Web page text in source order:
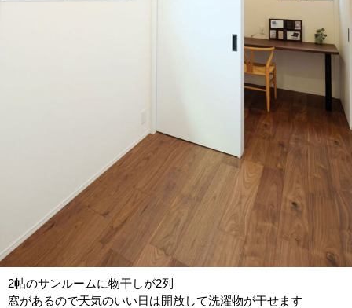
2帖のサンルームに物干しが2列
窓があるので天気のいい日は開放して洗濯物が干せます